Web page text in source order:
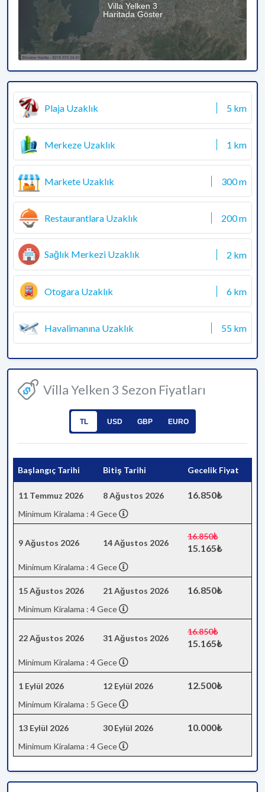
Villa Yelken 3
Haritada Göster
Plaja Uzaklık 5 km
Merkeze Uzaklık 1 km
Markete Uzaklık 300 m
Restaurantlara Uzaklık 200 m
Sağlık Merkezi Uzaklık 2 km
Otogara Uzaklık 6 km
Havalimanına Uzaklık 55 km
Villa Yelken 3 Sezon Fiyatları
TL USD GBP EURO
Başlangıç Tarihi Bitiş Tarihi Gecelik Fiyat
11 Temmuz 2026 8 Ağustos 2026 16.850₺
Minimum Kiralama : 4 Gece
9 Ağustos 2026 14 Ağustos 2026
16.850₺
15.165₺
Minimum Kiralama : 4 Gece
15 Ağustos 2026 21 Ağustos 2026 16.850₺
Minimum Kiralama : 4 Gece
22 Ağustos 2026 31 Ağustos 2026
16.850₺
15.165₺
Minimum Kiralama : 4 Gece
1 Eylül 2026 12 Eylül 2026 12.500₺
Minimum Kiralama : 5 Gece
13 Eylül 2026 30 Eylül 2026 10.000₺
Minimum Kiralama : 4 Gece